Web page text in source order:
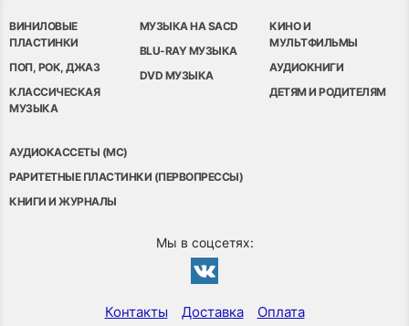
ВИНИЛОВЫЕ
ПЛАСТИНКИ
ПОП, РОК, ДЖАЗ
КЛАССИЧЕСКАЯ
МУЗЫКА
МУЗЫКА НА SACD
BLU-RAY МУЗЫКА
DVD МУЗЫКА
КИНО И
МУЛЬТФИЛЬМЫ
АУДИОКНИГИ
ДЕТЯМ И РОДИТЕЛЯМ
АУДИОКАССЕТЫ (MC)
РАРИТЕТНЫЕ ПЛАСТИНКИ (ПЕРВОПРЕССЫ)
КНИГИ И ЖУРНАЛЫ
Мы в соцсетях:
Контакты Доставка Оплата